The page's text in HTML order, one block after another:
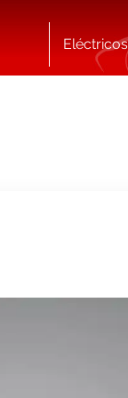
Eléctricos